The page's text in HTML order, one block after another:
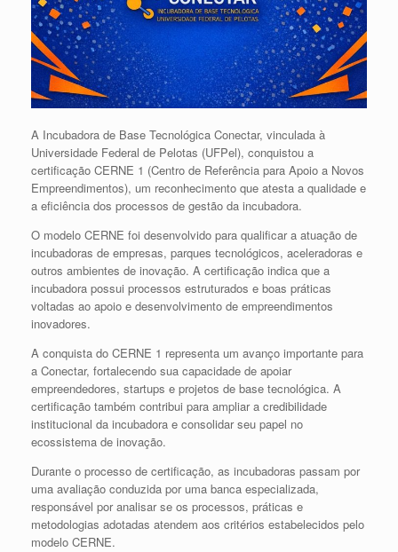
A Incubadora de Base Tecnológica Conectar, vinculada à
Universidade Federal de Pelotas (UFPel), conquistou a
certificação CERNE 1 (Centro de Referência para Apoio a Novos
Empreendimentos), um reconhecimento que atesta a qualidade e
a eficiência dos processos de gestão da incubadora.
O modelo CERNE foi desenvolvido para qualificar a atuação de
incubadoras de empresas, parques tecnológicos, aceleradoras e
outros ambientes de inovação. A certificação indica que a
incubadora possui processos estruturados e boas práticas
voltadas ao apoio e desenvolvimento de empreendimentos
inovadores.
A conquista do CERNE 1 representa um avanço importante para
a Conectar, fortalecendo sua capacidade de apoiar
empreendedores, startups e projetos de base tecnológica. A
certificação também contribui para ampliar a credibilidade
institucional da incubadora e consolidar seu papel no
ecossistema de inovação.
Durante o processo de certificação, as incubadoras passam por
uma avaliação conduzida por uma banca especializada,
responsável por analisar se os processos, práticas e
metodologias adotadas atendem aos critérios estabelecidos pelo
modelo CERNE.